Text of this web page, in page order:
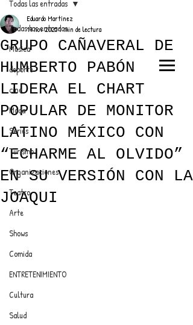
ANUNCIATE CON NOSOTROS
PARA MÁS INFORMACIÓN:
dinamicaseltrendytop@gmail.com
EL TRENDY TOP
CON EDDY MARTINEZ
Todas las entradas
Música
deporte
cine
Moda
Series
Turismo
Organizaciones
Teatro
Arte
Shows
Comida
ENTRETENIMIENTO
Cultura
Salud
Todas las entradas
GRUPO CAÑAVERAL DE
HUMBERTO PABÓN
LIDERA EL CHART
POPULAR DE MONITOR
LATINO MÉXICO CON
“ECHARME AL OLVIDO”
EN SU VERSIÓN CON LA
JOAQUI
Eduardo Martínez
19 nov 20251 min de lectura